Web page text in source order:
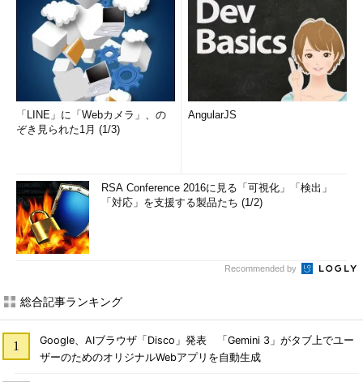
「LINE」に「Webカメラ」、の
ぞき見られた1月 (1/3)
AngularJS
RSA Conference 2016に見る「可視化」「検出」
「対応」を支援する製品たち (1/2)
Recommended by
総合記事ランキング
Google、AIブラウザ「Disco」発表 「Gemini 3」がタブ上でユー
ザーのためのオリジナルWebアプリを自動生成